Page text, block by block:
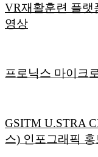
VR재활훈련 플랫
영상
프로닉스 마이크
GSITM U.STRA
스) 인포그래픽